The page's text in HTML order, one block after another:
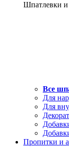
Шпатлевки и
Все
Для
Для
Пропитки и